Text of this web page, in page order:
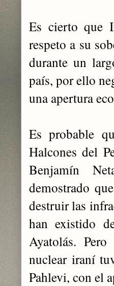
Es cierto que
respeto a su
durante un
país, por ello
una apertura
Es probable
Halcones del
Benjamín
demostrado
destruir las
han existido
Ayatolás.
nuclear iraní
Pahlevi, con el